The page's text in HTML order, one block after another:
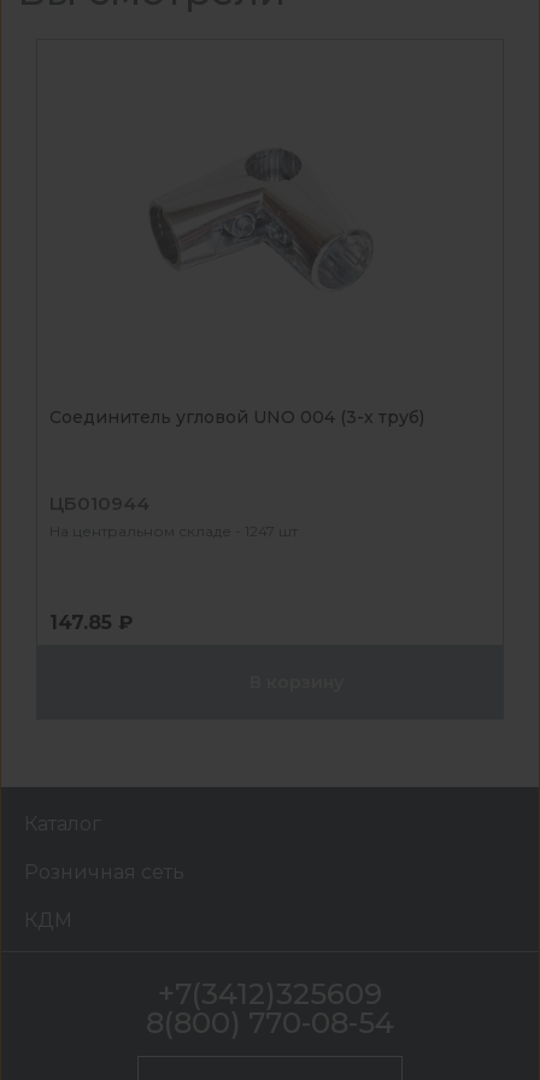
Соединитель угловой UNO 004 (3-х труб)
ЦБ010944
На центральном складе - 1247 шт
147.85 ₽
Каталог
Розничная сеть
КДМ
+7(3412)325609
8(800) 770-08-54